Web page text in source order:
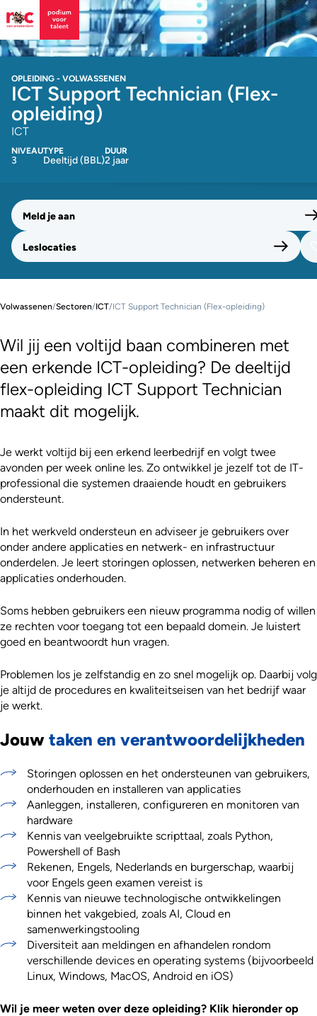
OPLEIDING - VOLWASSENEN
ICT Support Technician (Flex-
opleiding)
ICT
NIVEAU
3
TYPE
Deeltijd (BBL)
DUUR
2 jaar
Meld je aan
Leslocaties
Volwassenen/Sectoren/ICT/ICT Support Technician (Flex-opleiding)
Wil jij een voltijd baan combineren met
een erkende ICT-opleiding? De deeltijd
flex-opleiding ICT Support Technician
maakt dit mogelijk.
Je werkt voltijd bij een erkend leerbedrijf en volgt twee
avonden per week online les. Zo ontwikkel je jezelf tot de IT-
professional die systemen draaiende houdt en gebruikers
ondersteunt.
In het werkveld ondersteun en adviseer je gebruikers over
onder andere applicaties en netwerk- en infrastructuur
onderdelen. Je leert storingen oplossen, netwerken beheren en
applicaties onderhouden.
Soms hebben gebruikers een nieuw programma nodig of willen
ze rechten voor toegang tot een bepaald domein. Je luistert
goed en beantwoordt hun vragen.
Problemen los je zelfstandig en zo snel mogelijk op. Daarbij volg
je altijd de procedures en kwaliteitseisen van het bedrijf waar
je werkt.
Jouw taken en verantwoordelijkheden
Storingen oplossen en het ondersteunen van gebruikers,
onderhouden en installeren van applicaties
Aanleggen, installeren, configureren en monitoren van
hardware
Kennis van veelgebruikte scripttaal, zoals Python,
Powershell of Bash
Rekenen, Engels, Nederlands en burgerschap, waarbij
voor Engels geen examen vereist is
Kennis van nieuwe technologische ontwikkelingen
binnen het vakgebied, zoals AI, Cloud en
samenwerkingstooling
Diversiteit aan meldingen en afhandelen rondom
verschillende devices en operating systems (bijvoorbeeld
Linux, Windows, MacOS, Android en iOS)
Wil je meer weten over deze opleiding? Klik hieronder op